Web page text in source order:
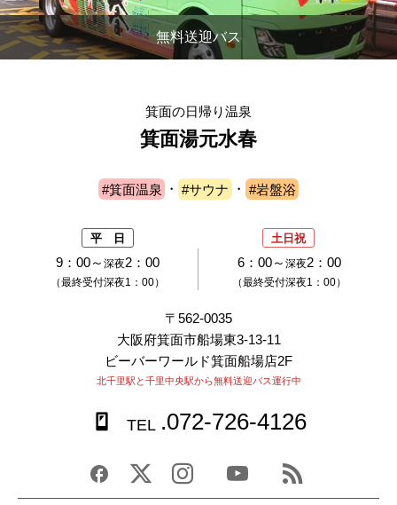
無料送迎バス
箕面の日帰り温泉
箕面湯元水春
#箕面温泉 ・ #サウナ ・ #岩盤浴
平 日 土日祝
9：00～ 深夜2：00
（最終受付深夜1：00）
6：00～ 深夜2：00
（最終受付深夜1：00）
〒562-0035
大阪府箕面市船場東3-13-11
ビーバーワールド箕面船場店2F
北千里駅と千里中央駅から無料送迎バス運行中
TEL .072-726-4126